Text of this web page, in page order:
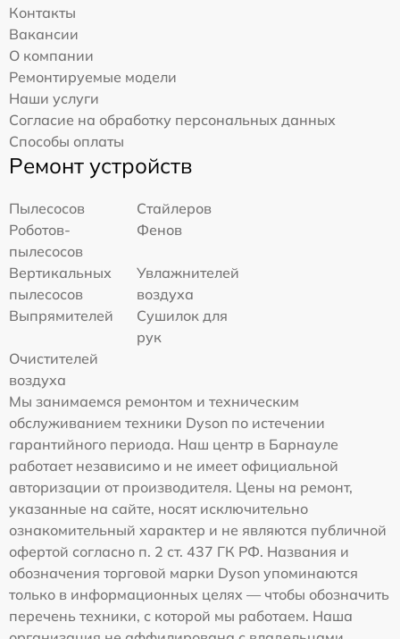
Контакты
Вакансии
О компании
Ремонтируемые модели
Наши услуги
Согласие на обработку персональных данных
Способы оплаты
Ремонт устройств
Пылесосов
Стайлеров
Роботов-
пылесосов
Фенов
Вертикальных
пылесосов
Увлажнителей
воздуха
Выпрямителей
Сушилок для
рук
Очистителей
воздуха
Мы занимаемся ремонтом и техническим
обслуживанием техники Dyson по истечении
гарантийного периода. Наш центр в Барнауле
работает независимо и не имеет официальной
авторизации от производителя. Цены на ремонт,
указанные на сайте, носят исключительно
ознакомительный характер и не являются публичной
офертой согласно п. 2 ст. 437 ГК РФ. Названия и
обозначения торговой марки Dyson упоминаются
только в информационных целях — чтобы обозначить
перечень техники, с которой мы работаем. Наша